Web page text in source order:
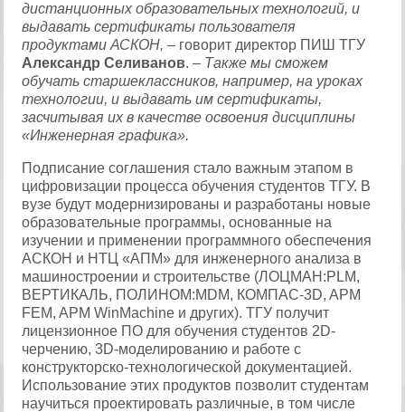
дистанционных образовательных технологий, и
выдавать сертификаты пользователя
продуктами АСКОН, – говорит директор ПИШ ТГУ
Александр Селиванов.– Также мы сможем
обучать старшеклассников, например, на уроках
технологии, и выдавать им сертификаты,
засчитывая их в качестве освоения дисциплины
«Инженерная графика».
Подписание соглашения стало важным этапом в
цифровизации процесса обучения студентов ТГУ. В
вузе будут модернизированы и разработаны новые
образовательные программы, основанные на
изучении и применении программного обеспечения
АСКОН и НТЦ «АПМ» для инженерного анализа в
машиностроении и строительстве (ЛОЦМАН:PLM,
ВЕРТИКАЛЬ, ПОЛИНОМ:MDM, КОМПАС-3D, APM
FEM, APM WinMachine и других). ТГУ получит
лицензионное ПО для обучения студентов 2D-
черчению, 3D-моделированию и работе с
конструкторско-технологической документацией.
Использование этих продуктов позволит студентам
научиться проектировать различные, в том числе